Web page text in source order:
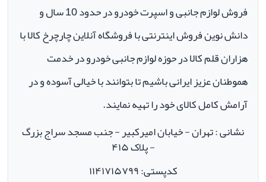
فروش لوازم جانبی و اسپرت خودرو در حدود 10 سال و
دانش نوین فروش اینترنتی با فروشگاه آنلاین چارچرخ کالا با
هزاران قلم کالا در حوزه لوازم جانبی خودرو در خدمت
هموطنان عزیز ایرانی باشیم تا بتوانند با خیالی آسوده و در
آرامش کامل کالای خود را تهیه نمایند.
نشانی : تهران - خیابان امیرکبیر - جنب مسجد سراج بزرگ
- پلاک ۴۱۵
کدپستی: ۱۱۴۱۷۱۵۷۹۹